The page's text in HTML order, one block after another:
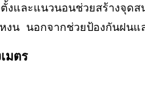
ตั้งและแนวนอนช่วยสร้าง
งน นอกจากช่วยป้องกันฝ
มตร